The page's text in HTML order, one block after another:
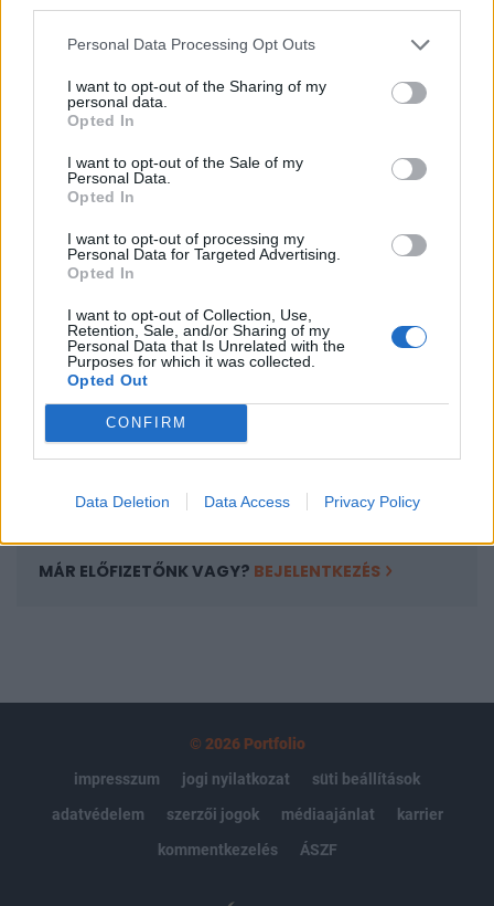
Personal Data Processing Opt Outs
I want to opt-out of the Sharing of my
personal data.
Opted In
I want to opt-out of the Sale of my
Personal Data.
Opted In
I want to opt-out of processing my
Personal Data for Targeted Advertising.
Opted In
I want to opt-out of Collection, Use,
Retention, Sale, and/or Sharing of my
Personal Data that Is Unrelated with the
Purposes for which it was collected.
Opted Out
CONFIRM
Data Deletion Data Access Privacy Policy
kiemelt célja az uniós források hazahozatala, illetve
hosszabb távon az euró bevezetése. Milyen utat kell
adhatnak az uniós pénzek a gazdaságnak? Ezzel a
kérdéssel foglalkozik a Portfolio konferenciája, mely
A keresett cikk a portfolio.hu hírarchívumához
tartozik, melynek olvasása előfizetéses
regisztrációhoz kötött.
Az előfizetés a következőket tartalmazza:
Portfolio.hu teljes cikkarchívum
Kötéslisták: BÉT elmúlt 2 év napon belüli
MÁR ELŐFIZETŐNK VAGY? BEJELENTKEZÉS
© 2026 Portfolio
impresszum
jogi nyilatkozat
süti beállítások
adatvédelem
szerzői jogok médiaajánlat
karrier
kommentkezelés
ÁSZF